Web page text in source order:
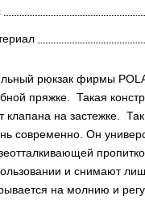
рюкзак фирмы
пряжке. Такая
клапана на застежке.
современно. Он
и снимают
на молнию и